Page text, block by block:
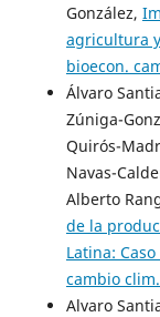
González,
agricultura
bioecon.
Álvaro
Zúniga-
Quirós-
Navas-
Alberto
de la
Latina:
cambio
Alvaro